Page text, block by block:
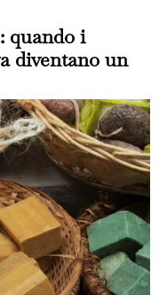
quando i
diventano un